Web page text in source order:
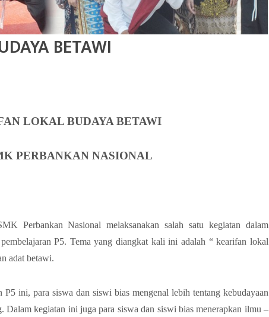
BETAWI
LOKAL BUDAYA BETAWI
PERBANKAN NASIONAL
Perbankan Nasional melaksanakan salah satu kegiatan dalam
P5. Tema yang diangkat kali ini adalah “ kearifan lokal
adat betawi.
P5 ini, para siswa dan siswi bias mengenal lebih tentang kebudayaan
Dalam kegiatan ini juga para siswa dan siswi bias menerapkan ilmu –